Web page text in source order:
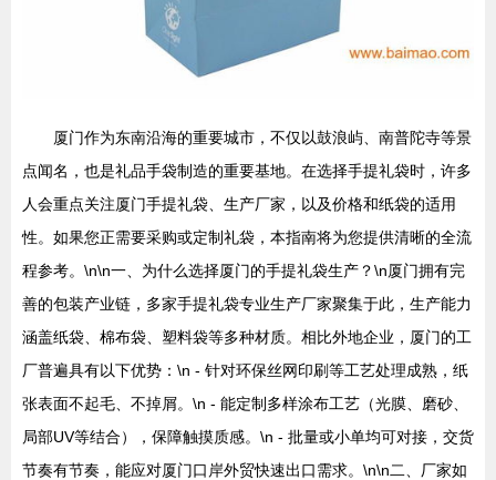
厦门作为东南沿海的重要城市，不仅以鼓浪屿、南普陀寺等景
点闻名，也是礼品手袋制造的重要基地。在选择手提礼袋时，许多
人会重点关注厦门手提礼袋、生产厂家，以及价格和纸袋的适用
性。如果您正需要采购或定制礼袋，本指南将为您提供清晰的全流
程参考。\n\n一、为什么选择厦门的手提礼袋生产？\n厦门拥有完
善的包装产业链，多家手提礼袋专业生产厂家聚集于此，生产能力
涵盖纸袋、棉布袋、塑料袋等多种材质。相比外地企业，厦门的工
厂普遍具有以下优势：\n - 针对环保丝网印刷等工艺处理成熟，纸
张表面不起毛、不掉屑。\n - 能定制多样涂布工艺（光膜、磨砂、
局部UV等结合），保障触摸质感。\n - 批量或小单均可对接，交货
节奏有节奏，能应对厦门口岸外贸快速出口需求。\n\n二、厂家如